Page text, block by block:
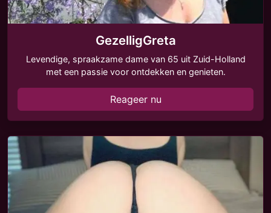
GezelligGreta
Levendige, spraakzame dame van 65 uit Zuid-Holland
met een passie voor ontdekken en genieten.
Reageer nu